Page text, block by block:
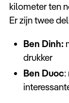
kilometer ten
Er zijn twee
Ben Dinh:
drukker
Ben Duoc: